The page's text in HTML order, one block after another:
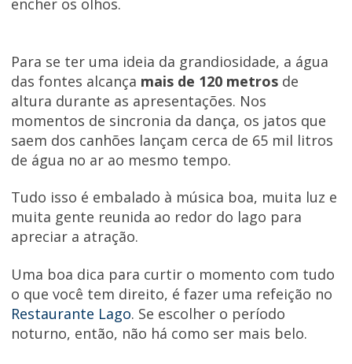
encher os olhos.
Para se ter uma ideia da grandiosidade, a água
das fontes alcança mais de 120 metros de
altura durante as apresentações. Nos
momentos de sincronia da dança, os jatos que
saem dos canhões lançam cerca de 65 mil litros
de água no ar ao mesmo tempo.
Tudo isso é embalado à música boa, muita luz e
muita gente reunida ao redor do lago para
apreciar a atração.
Uma boa dica para curtir o momento com tudo
o que você tem direito, é fazer uma refeição no
Restaurante Lago. Se escolher o período
noturno, então, não há como ser mais belo.